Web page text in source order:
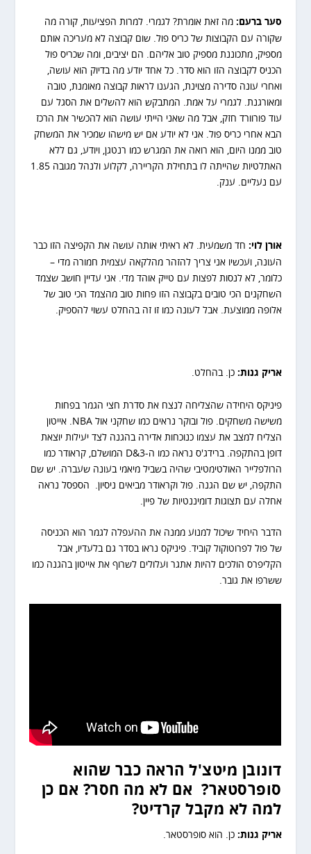
סער ברעם:מה זאת אומרת? לגמרי. למרות הפציעות, קורה מה
שקורה עם הקבוצות של כריס פול. שום קבוצה לא מעריכה אותם
מספיק, מתכוננת מספיק טוב אליהם. הם יציבים, ומה שכריס פול
הכניס לקבוצה הזו הוא סדר. כל אחד יודע מה בדיוק הוא עושה,
ואחרי עונה סדירה מצוינת, הגענו לראות קבוצה מאומנת, טובה
ומאורגנת. לגמרי על אמת. המתבקש הוא להשלים את הסגל עם
עוד פורוורד חזק, אבל מה שאני הייתי עושה הוא להכשיר את הרכז
הבא אחרי כריס פול. אני לא יודע אם יש מישהו שמכיר את המשחק
טוב ממנו היום, הוא רואה את המגרש כמו רנטגן, ויודע, גם ללא
האתלטיות שהייתה לו בתחילת הקריירה, לקלוע ולנהל מגובה 1.85
עם נעליים. ענק.
אורן לוי: חד משמעית. לא ראיתי אותה עושה את הקפיצה הזו כבר
העונה, ועכשיו אני צריך להזהר מהלקאה עצמית חמורה מדי –
כלומר, לא לנסות לפצות עם טייק אוהד מדי. אני עדיין חושב שצמד
השחקנים הכי טובים בקבוצה הזו פחות טוב מהצמד הכי טוב של
אלופה ממוצעת. אבל לעונה כמו זו זה בהחלט עשוי להספיק.
אריק גנות:כן. בהחלט.
פיניקס היחידה שהצליחה לנצח את סדרת חצי הגמר בפחות
משישה משחקים. פול ובוקר נראים כמו שחקני אול NBA. אייטון
הצליח למצב את עצמו כנוכחות אדירה בהגנה לצד יעילות יוצאת
דופן בהתקפה. ברידג'ס נראה כמו ה-3&D המושלם, קראודר כמו
הרולפלייר האולטימטיבי שהיה בשביל מיאמי בעונה שעברה. יש שם
התקפה, יש שם הגנה. פול וקראודר מביאים ניסיון. הספסל נראה
אחלה עם תצוגות דומיננטיות של פיין.
הדבר היחיד שיכול למנוע ממנה את ההעפלה לגמר הוא הכניסה
של פול לפרוטוקול קוביד. פיניקס נראו בסדר גם בלעדיו, אבל
הקליפרס הולכים להיות אתגר ועלולים לשרוף את אייטון בהגנה כמו
ששרפו את גובר.
דונובן מיטצ'ל הראה כבר שהוא
סופרסטאר? אם לא מה חסר? אם כן
למה לא מקבל קרדיט?
אריק גנות:כן. הוא סופרסטאר.